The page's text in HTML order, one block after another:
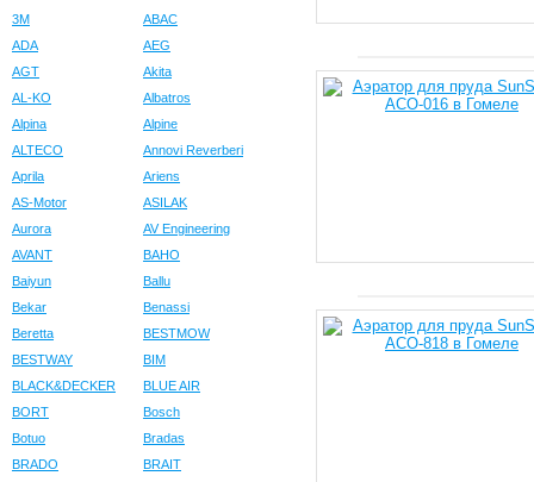
3M
ABAC
ADA
AEG
AGT
Akita
AL-KO
Albatros
Alpina
Alpine
ALTECO
Annovi Reverberi
Aprila
Ariens
AS-Motor
ASILAK
Aurora
AV Engineering
AVANT
BAHO
Baiyun
Ballu
Bekar
Benassi
Beretta
BESTMOW
BESTWAY
BIM
BLACK&DECKER
BLUE AIR
BORT
Bosch
Botuo
Bradas
BRADO
BRAIT